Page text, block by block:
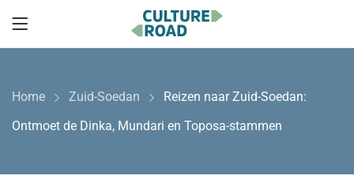
Home Zuid-Soedan
Reizen naar Zuid-Soedan:
Ontmoet de Dinka, Mundari en Toposa-stammen